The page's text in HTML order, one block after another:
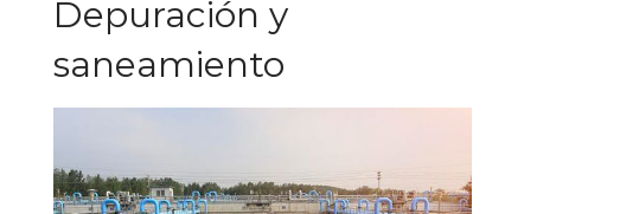
Depuración y
saneamiento